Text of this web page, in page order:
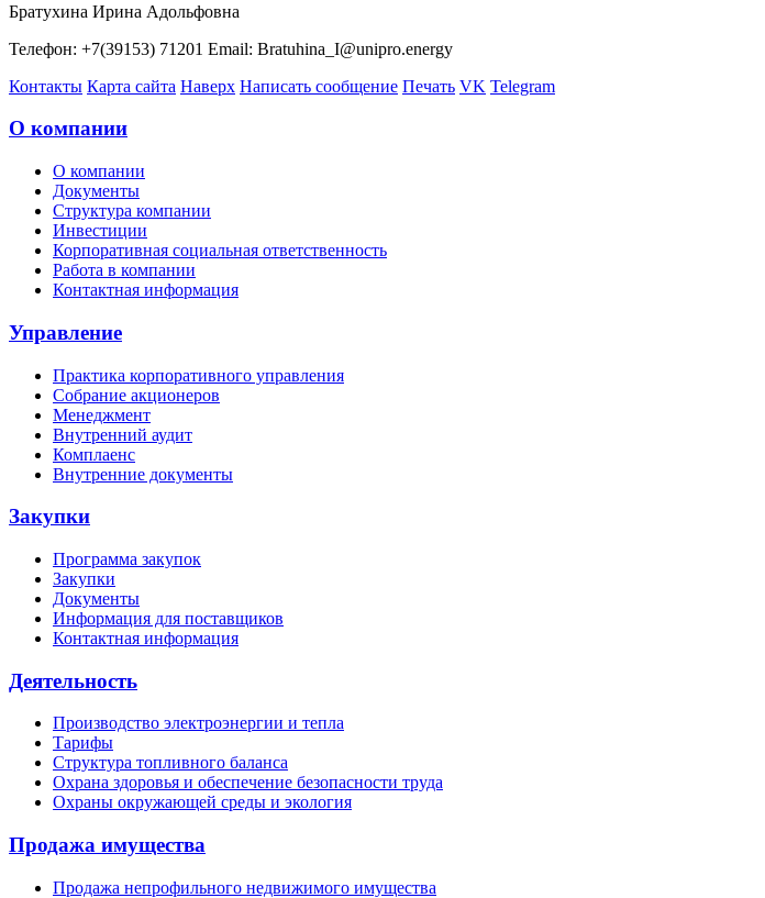
Братухина Ирина Адольфовна
Телефон: +7(39153) 71201 Email: Bratuhina_I@unipro.energy
Контакты Карта сайта Наверх Написать сообщение Печать VK Telegram
О компании
О компании
Документы
Структура компании
Инвестиции
Корпоративная социальная ответственность
Работа в компании
Контактная информация
Управление
Практика корпоративного управления
Собрание акционеров
Менеджмент
Внутренний аудит
Комплаенс
Внутренние документы
Закупки
Программа закупок
Закупки
Документы
Информация для поставщиков
Контактная информация
Деятельность
Производство электроэнергии и тепла
Тарифы
Структура топливного баланса
Охрана здоровья и обеспечение безопасности труда
Охраны окружающей среды и экология
Продажа имущества
Продажа непрофильного недвижимого имущества